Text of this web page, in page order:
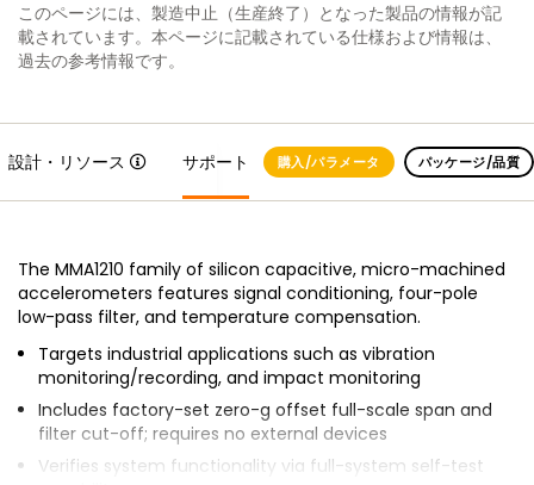
このページには、製造中止（生産終了）となった製品の情報が記
載されています。本ページに記載されている仕様および情報は、
過去の参考情報です。
設計・リソース サポート 購入/パラメータ パッケージ/品質
The MMA1210 family of silicon capacitive, micro-machined
accelerometers features signal conditioning, four-pole
low-pass filter, and temperature compensation.
Targets industrial applications such as vibration
monitoring/recording, and impact monitoring
Includes factory-set zero-g offset full-scale span and
filter cut-off; requires no external devices
Verifies system functionality via full-system self-test